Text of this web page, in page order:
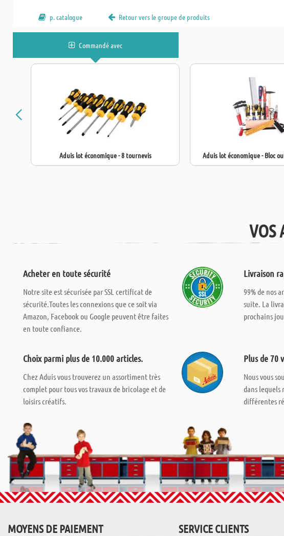
p. catalogue Retour vers le groupe de produits
Commandé avec
Aduis lot économique - 8 tournevis Aduis lot économique - Bloc
VOS
Acheter en toute sécurité
Notre site est sécurisée par SSL certificat de
sécurité.Toutes les connexions que ce soit via
Amazon, Facebook ou Google peuvent être faites
en toute confiance.
Livraison
99% de nos
suite. La
prochains
Choix parmi plus de 10.000 articles.
Chez Aduis vous trouverez un assortiment très
complet pour tous vos travaux de bricolage et de
loisirs créatifs.
Plus de 70
Nous vous
dans lequels
différentes
MOYENS DE PAIEMENT SERVICE CLIENTS